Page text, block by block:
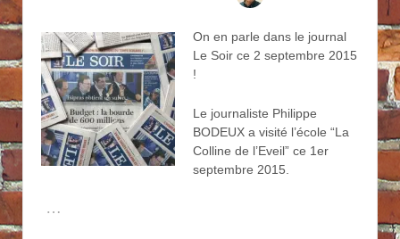
On en parle dans le journal
Le Soir ce 2 septembre 2015
!
Le journaliste Philippe
BODEUX a visité l’école “La
Colline de l’Eveil” ce 1er
septembre 2015.
…